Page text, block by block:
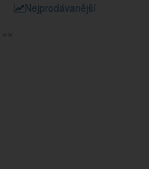
Nejprodávanější
»»